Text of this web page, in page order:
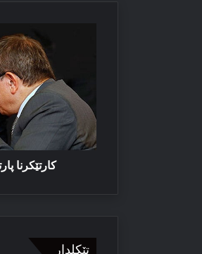
پەیاما سەرۆک
سەر
ئەردۆگان
كارتێكرنا
تێکلدار